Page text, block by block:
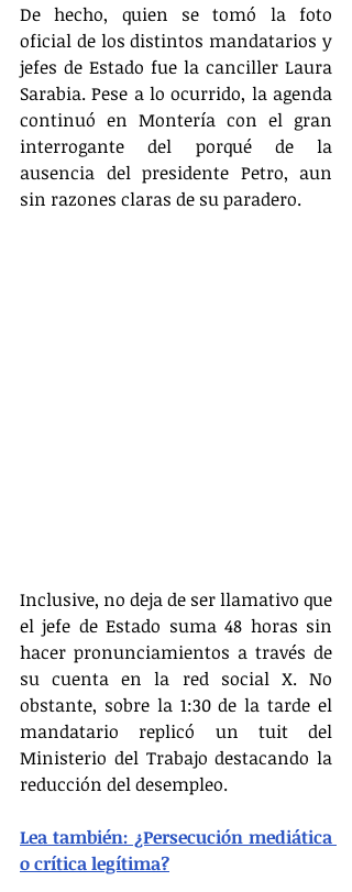
De hecho, quien se tomó la foto
oficial de los distintos mandatarios y
jefes de Estado fue la canciller Laura
Sarabia. Pese a lo ocurrido, la agenda
continuó en Montería con el gran
interrogante del porqué de la
ausencia del presidente Petro, aun
sin razones claras de su paradero.
Inclusive, no deja de ser llamativo que
el jefe de Estado suma 48 horas sin
hacer pronunciamientos a través de
su cuenta en la red social X. No
obstante, sobre la 1:30 de la tarde el
mandatario replicó un tuit del
Ministerio del Trabajo destacando la
reducción del desempleo.
Lea también: ¿Persecución mediática
o crítica legítima?